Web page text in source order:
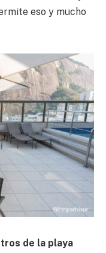
eso y mucho
de la playa